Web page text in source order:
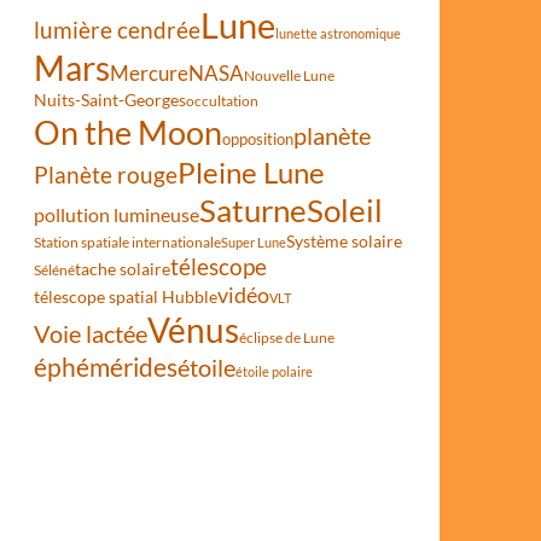
lumière cendréeLunelunette astronomique
MarsMercureNASANouvelle Lune
Nuits-Saint-Georgesoccultation
On the Moonoppositionplanète
Planète rougePleine Lune
pollution lumineuseSaturneSoleil
Station spatiale internationaleSuper LuneSystème solaire
Sélénétache solairetélescope
télescope spatial HubblevidéoVLT
Voie lactéeVénuséclipse de Lune
éphéméridesétoileétoile polaire